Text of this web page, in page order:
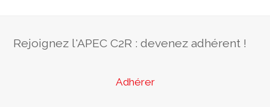
Rejoignez l'APEC C2R : devenez adhérent !
Adhérer